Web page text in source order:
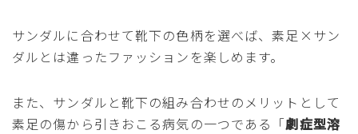
サンダルに合わせて靴下の色柄を選べば、素足×サン
ダルとは違ったファッションを楽しめます。
また、サンダルと靴下の組み合わせのメリットとして
素足の傷から引きおこる病気の一つである「劇症型溶